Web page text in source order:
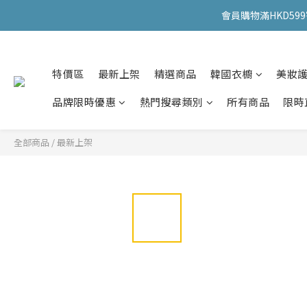
會員購物滿
會員購物滿
會員購物滿
特價區 最新上架 精選商品 韓國衣櫥
美妝
品牌限時優惠
熱門搜尋類別 所有商品 限
全部商品 /最新上架